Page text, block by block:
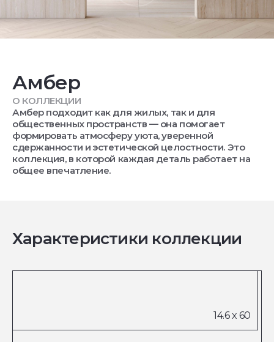
Амбер
О КОЛЛЕКЦИИ
Амбер подходит как для жилых, так и для
общественных пространств — она помогает
формировать атмосферу уюта, уверенной
сдержанности и эстетической целостности. Это
коллекция, в которой каждая деталь работает на
общее впечатление.
Характеристики коллекции